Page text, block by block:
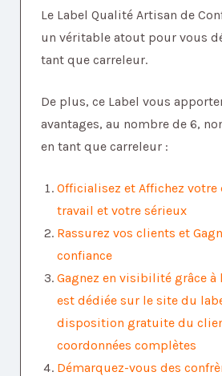
Le Label Qualité Artisan de
un véritable atout pour vous
tant que carreleur.
De plus, ce Label vous
avantages, au nombre de 6,
en tant que carreleur :
Officialisez et Affichez
travail et votre sérieux
Rassurez vos clients et
confiance
Gagnez en visibilité grâce à
est dédiée sur le site du
disposition gratuite du
coordonnées complètes
Démarquez-vous des